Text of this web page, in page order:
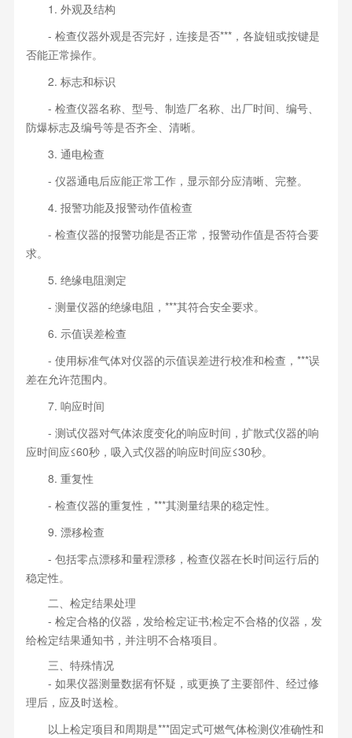
1. 外观及结构
- 检查仪器外观是否完好，连接是否***，各旋钮或按键是
否能正常操作。
2. 标志和标识
- 检查仪器名称、型号、制造厂名称、出厂时间、编号、
防爆标志及编号等是否齐全、清晰。
3. 通电检查
- 仪器通电后应能正常工作，显示部分应清晰、完整。
4. 报警功能及报警动作值检查
- 检查仪器的报警功能是否正常，报警动作值是否符合要
求。
5. 绝缘电阻测定
- 测量仪器的绝缘电阻，***其符合安全要求。
6. 示值误差检查
- 使用标准气体对仪器的示值误差进行校准和检查，***误
差在允许范围内。
7. 响应时间
- 测试仪器对气体浓度变化的响应时间，扩散式仪器的响
应时间应≤60秒，吸入式仪器的响应时间应≤30秒。
8. 重复性
- 检查仪器的重复性，***其测量结果的稳定性。
9. 漂移检查
- 包括零点漂移和量程漂移，检查仪器在长时间运行后的
稳定性。
二、检定结果处理
- 检定合格的仪器，发给检定证书;检定不合格的仪器，发
给检定结果通知书，并注明不合格项目。
三、特殊情况
- 如果仪器测量数据有怀疑，或更换了主要部件、经过修
理后，应及时送检。
以上检定项目和周期是***固定式可燃气体检测仪准确性和